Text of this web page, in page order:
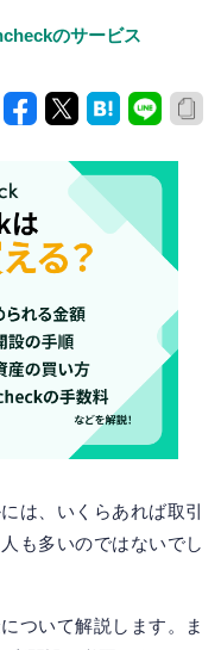
のサービス
は、いくらあれば取引
も多いのではないでし
ついて解説します。ま